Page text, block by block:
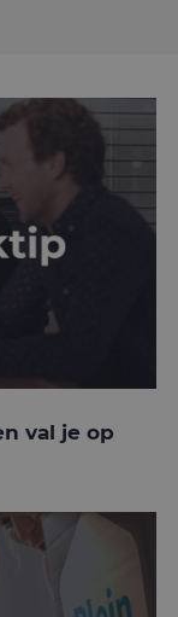
val je op